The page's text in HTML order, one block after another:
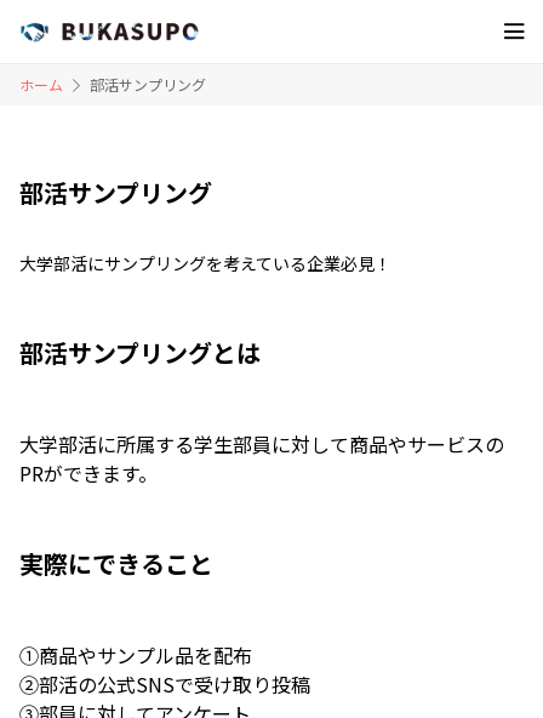
ホーム 部活サンプリング
部活サンプリング
大学部活にサンプリングを考えている企業必見！
部活サンプリングとは
大学部活に所属する学生部員に対して商品やサービスの
PRができます。
実際にできること
①商品やサンプル品を配布
②部活の公式SNSで受け取り投稿